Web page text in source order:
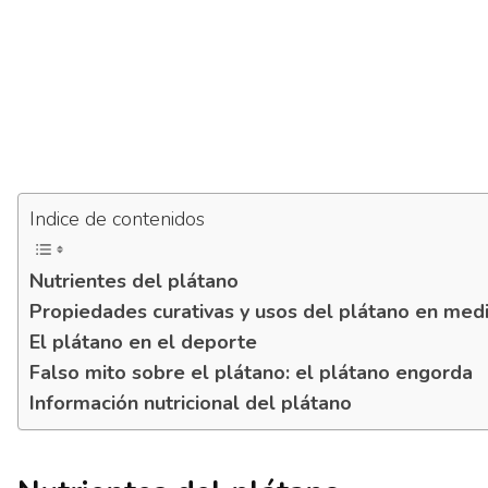
Indice de contenidos
Nutrientes del plátano
Propiedades curativas y usos del plátano en
El plátano en el deporte
Falso mito sobre el plátano: el plátano engorda
Información nutricional del plátano